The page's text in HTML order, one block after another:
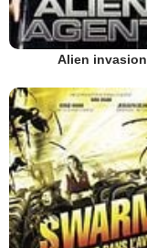
Alien invasion